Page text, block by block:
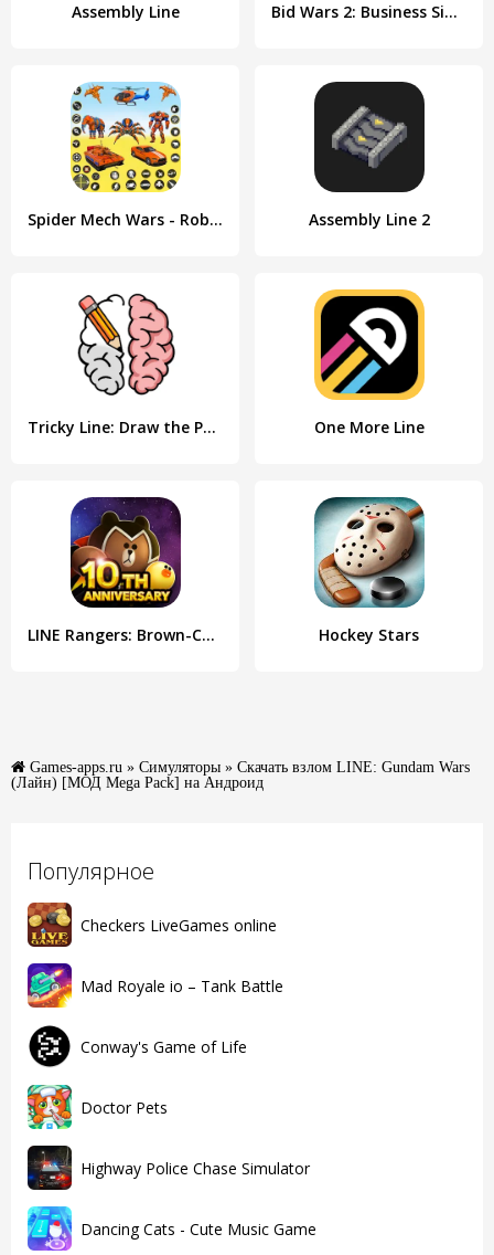
Популярное
Checkers LiveGames online
Mad Royale io – Tank Battle
Conway's Game of Life
Doctor Pets
Highway Police Chase Simulator
Dancing Cats - Cute Music Game
Assembly Line Bid Wars 2: Business Simulator
Spider Mech Wars - Robot Game Assembly Line 2
Tricky Line: Draw the Part One More Line
LINE Rangers: Brown-Cony Wars! Hockey Stars
Games-apps.ru » Симуляторы » Скачать взлом LINE: Gundam Wars
(Лайн) [МОД Mega Pack] на Андроид